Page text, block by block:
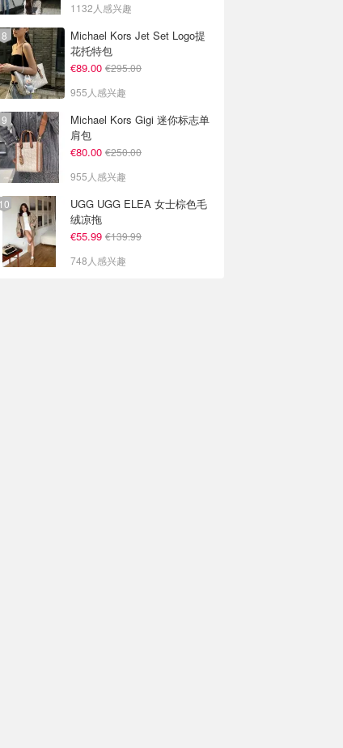
1132人感兴趣
Michael Kors Jet Set Logo提
花托特包
€89.00 €295.00
955人感兴趣
Michael Kors Gigi 迷你标志单
肩包
€80.00 €250.00
955人感兴趣
UGG UGG ELEA 女士棕色毛
绒凉拖
€55.99 €139.99
748人感兴趣